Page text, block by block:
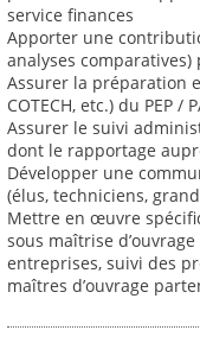
service finances
Apporter une
analyses
Assurer la préparation
COTECH, etc.) du PEP /
Assurer le suivi
dont le rapportage
Développer une
(élus, techniciens,
Mettre en œuvre
sous maîtrise d’ouvrage
entreprises, suivi des
maîtres d’ouvrage